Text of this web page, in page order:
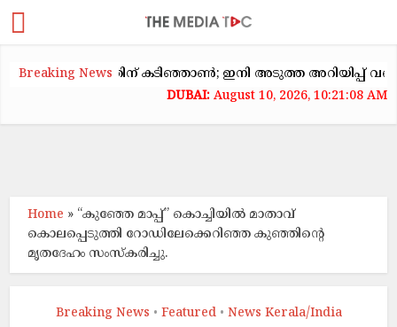
Breaking Newsകടിഞ്ഞാൺ; ഇനി അടുത്ത അറിയിപ്പ് വരെ
August 10, 2026, 10:21:08 AM
Home » “കുഞ്ഞേ മാപ്പ്” കൊച്ചിയിൽ മാതാവ്
കൊലപ്പെടുത്തി റോഡിലേക്കെറിഞ്ഞ കുഞ്ഞിന്റെ
മൃതദേഹം സംസ്‌കരിച്ചു.
Breaking News • Featured • News Kerala/India